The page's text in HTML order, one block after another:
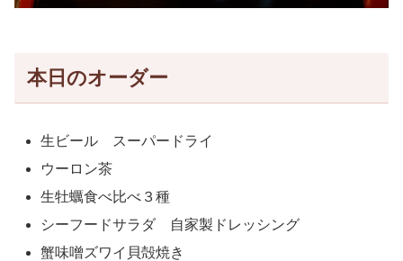
本日のオーダー
生ビール スーパードライ
ウーロン茶
生牡蠣食べ比べ３種
シーフードサラダ 自家製ドレッシング
蟹味噌ズワイ貝殻焼き